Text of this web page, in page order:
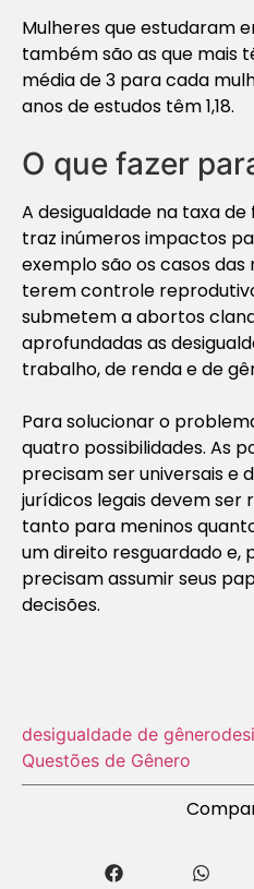
Mulheres que estudaram
também são as que mais
média de 3 para cada
anos de estudos têm 1,18.
O que fazer
A desigualdade na taxa
traz inúmeros impactos
exemplo são os casos
terem controle
submetem a abortos
aprofundadas as
trabalho, de renda e de
Para solucionar o
quatro possibilidades. As
precisam ser universais e
jurídicos legais devem ser
tanto para meninos
um direito resguardado e,
precisam assumir seus
decisões.
desigualdade de gênero
Questões de Gênero